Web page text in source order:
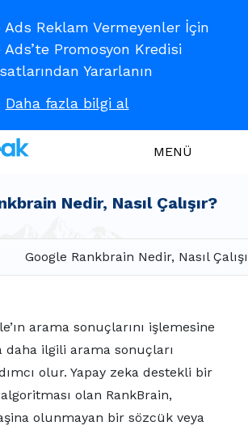
Ads Reklam Vermeyenler İçin
Ads’te Promosyon Kredisi
Yararlanın
Daha fazla bilgi al
MENÜ
Nedir, Nasıl Çalışır?
Google Rankbrain Nedir, Nasıl
arama sonuçlarını işlemesine
daha ilgili arama sonuçları
olur. Yapay zeka destekli bir
olan RankBrain,
olunmayan bir sözcük veya